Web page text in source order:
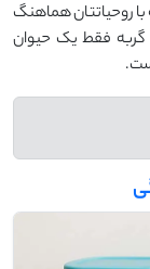
با روحیاتتان هماهنگ
گربه فقط یک حیوان